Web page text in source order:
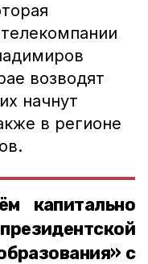
возводят
начнут
в регионе
капитально
с